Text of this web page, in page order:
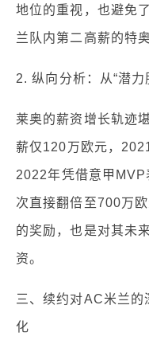
地位的重视，也避免
兰队内第二高薪的特
2. 纵向分析：从“潜力
莱奥的薪资增长轨迹
薪仅120万欧元，
2022年凭借意甲
次直接翻倍至700万
的奖励，也是对其未
资。
三、续约对AC米兰的
化